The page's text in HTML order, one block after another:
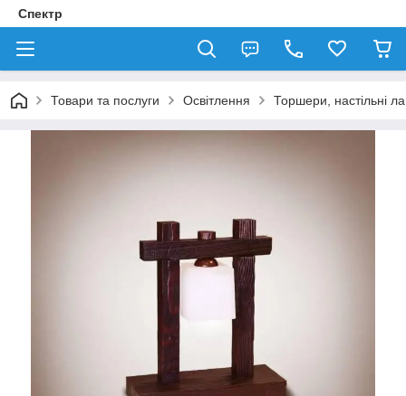
Спектр
Товари та послуги Освітлення Торшери, настільні